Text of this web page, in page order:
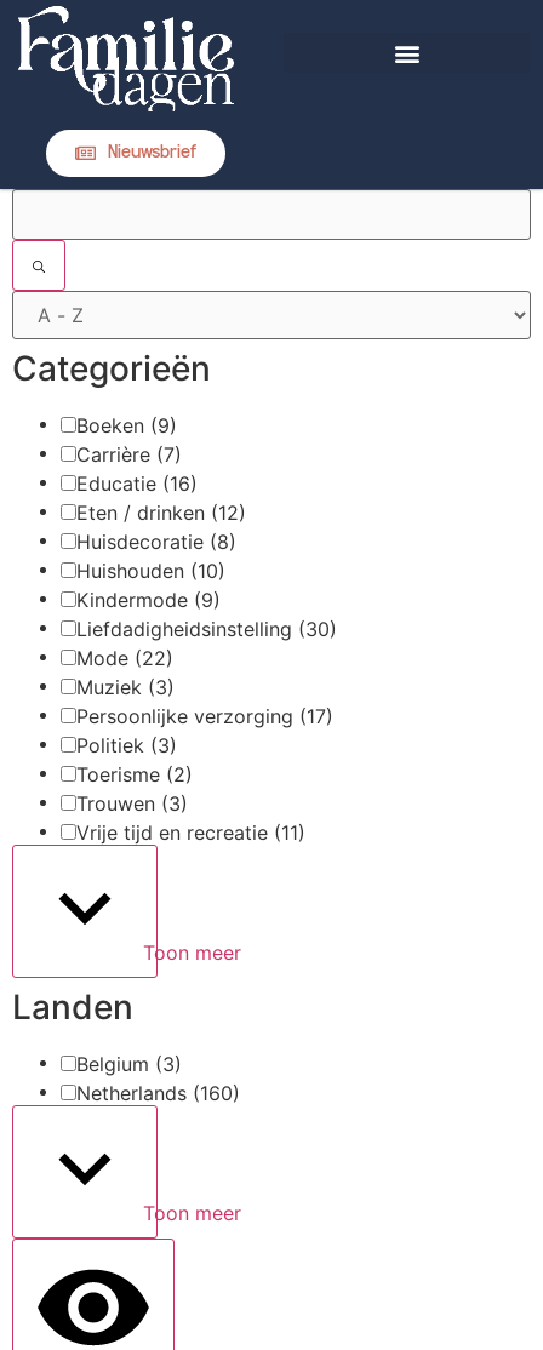
Nieuwsbrief
Categorieën
Boeken (9)
Carrière (7)
Educatie (16)
Eten / drinken (12)
Huisdecoratie (8)
Huishouden (10)
Kindermode (9)
Liefdadigheidsinstelling (30)
Mode (22)
Muziek (3)
Persoonlijke verzorging (17)
Politiek (3)
Toerisme (2)
Trouwen (3)
Vrije tijd en recreatie (11)
Toon meer
Landen
Belgium (3)
Netherlands (160)
Toon meer